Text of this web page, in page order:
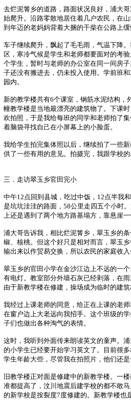
去烂泥箐乡的道路，路面状况良好，浦大
始爬升。沿路零散地居住着几户农民，在
到年迈的老妈妈背着大捆的干柴在公路上
车子继续爬升，飘起了毛毛雨，气温下降
区，寒冷气候是学生和老师都要面对的考
个学生，暂时与老师的办公室在同一间房
子还没有搬进去，仍未投入使用。学前班和
园内。
新的教学楼共有6个课室，钢筋水泥结构，
幢教学楼是当地最漂亮的建筑物了。下课
欢拍照，于是我给每班的同学和老师拍了
着脑袋寻找自己在小屏幕上的小脸蛋。
我给学生拍完集体照以后，继续拍了一些
供了一些有用的意见。拍摄完，我跟学校
三．走访翠玉乡官田完小
中午12点回到县城，吃过中饭， 12点半我
是坑坑洼洼的路面，58公里走四五个小时
上还是遇到了两个地方路基塌方，靠悬崖
浦大哥告诉我，相比烂泥箐乡，翠玉乡的
椒、核桃。但这个好只是相对而言，翠玉
输出来以作贸易交换，所以农民的家庭收
翠玉乡的官田小学在金沙江边上不远的一
有电灯。教室部分外墙石灰已经剥落，在
由于新教学楼在修建，操场成为临时的建
我经过上课老师的同意，给正在上课的老
在窗户边上大老远向我招手。这个班级的
子们也做出各种淘气的表情。
这时，我听到外面传来朗读英文的童声。
的小学生已经要开始学习英文了。目前很
学生年龄大些，尽管我在拍照片，他们还
旧教学楼正对面是修建中的新教学楼。一
准都提高了，汶川地震后建学校的都不敢
的新学校是按裂度7度修建的。新教学楼也